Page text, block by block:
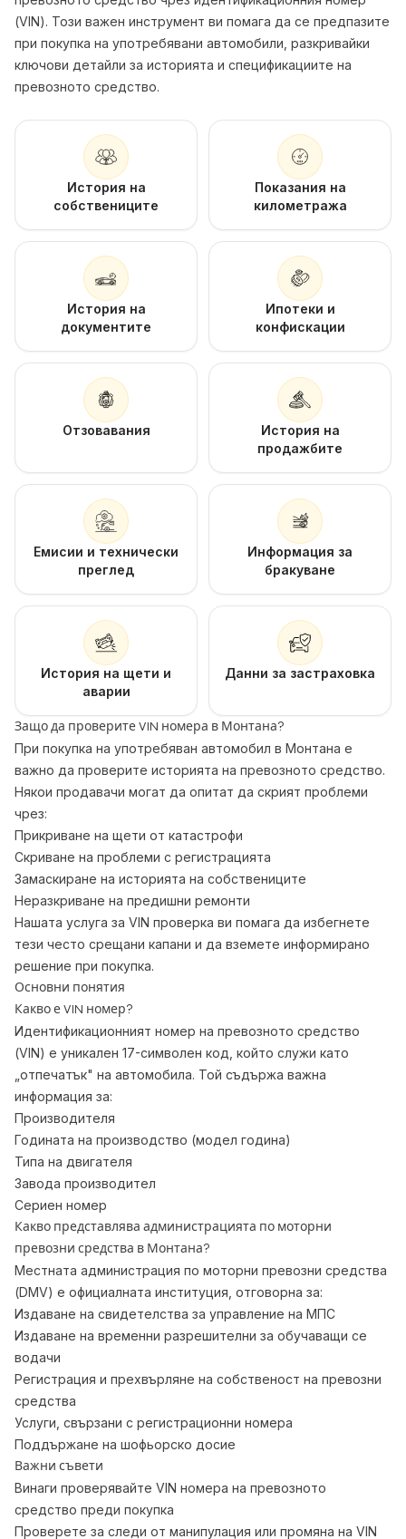
(VIN). Този важен инструмент ви помага да се предпазите
при покупка на употребявани автомобили, разкривайки
ключови детайли за историята и спецификациите на
превозното средство.
История на
собствениците
Показания на
километража
История на
документите
Ипотеки и
конфискации
Отзовавания
История на
продажбите
Емисии и технически
преглед
Информация за
бракуване
История на щети и
аварии
Данни за застраховка
Защо да проверите VIN номера в Монтана?
При покупка на употребяван автомобил в Монтана е
важно да проверите историята на превозното средство.
Някои продавачи могат да опитат да скрият проблеми
чрез:
Прикриване на щети от катастрофи
Скриване на проблеми с регистрацията
Замаскиране на историята на собствениците
Неразкриване на предишни ремонти
Нашата услуга за VIN проверка ви помага да избегнете
тези често срещани капани и да вземете информирано
решение при покупка.
Основни понятия
Какво е VIN номер?
Идентификационният номер на превозното средство
(VIN) е уникален 17-символен код, който служи като
„отпечатък" на автомобила. Той съдържа важна
информация за:
Производителя
Годината на производство (модел година)
Типа на двигателя
Завода производител
Сериен номер
Какво представлява администрацията по моторни
превозни средства в Монтана?
Местната администрация по моторни превозни средства
(DMV) е официалната институция, отговорна за:
Издаване на свидетелства за управление на МПС
Издаване на временни разрешителни за обучаващи се
водачи
Регистрация и прехвърляне на собственост на превозни
средства
Услуги, свързани с регистрационни номера
Поддържане на шофьорско досие
Важни съвети
Винаги проверявайте VIN номера на превозното
средство преди покупка
Проверете за следи от манипулация или промяна на VIN